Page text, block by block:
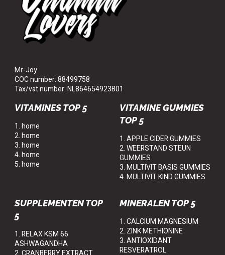
Mr-Joy
COC number: 88499758
Tax/vat number: NL864654923B01
VITAMINES TOP 5
1. home
2. home
3. home
4. home
5. home
VITAMINE GUMMIES
TOP 5
1. APPLE CIDER GUMMIES
2. WEERSTAND STEUN
GUMMIES
3. MULTIVIT BASIS GUMMIES
4. MULTIVIT KIND GUMMIES
SUPPLEMENTEN TOP
5
1. RELAX KSM 66
ASHWAGANDHA
MINERALEN TOP 5
1. CALCIUM MAGNESIUM
2. ZINK METHIONINE
3. ANTIOXIDANT
RESVERATROL